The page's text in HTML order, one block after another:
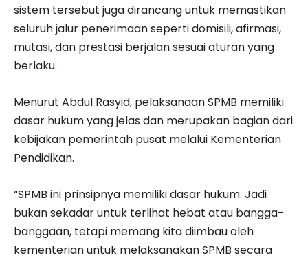
sistem tersebut juga dirancang untuk memastikan
seluruh jalur penerimaan seperti domisili, afirmasi,
mutasi, dan prestasi berjalan sesuai aturan yang
berlaku.
Menurut Abdul Rasyid, pelaksanaan SPMB memiliki
dasar hukum yang jelas dan merupakan bagian dari
kebijakan pemerintah pusat melalui Kementerian
Pendidikan.
“SPMB ini prinsipnya memiliki dasar hukum. Jadi
bukan sekadar untuk terlihat hebat atau bangga-
banggaan, tetapi memang kita diimbau oleh
kementerian untuk melaksanakan SPMB secara